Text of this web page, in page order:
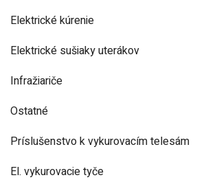
Elektrické kúrenie
Elektrické sušiaky uterákov
Infražiariče
Ostatné
Príslušenstvo k vykurovacím telesám
El. vykurovacie tyče